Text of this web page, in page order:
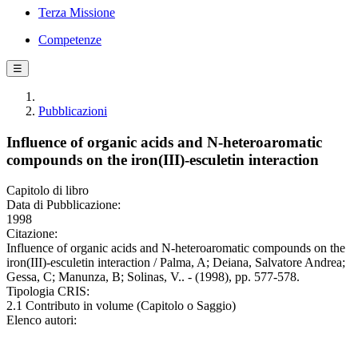
Terza Missione
Competenze
☰
Pubblicazioni
Influence of organic acids and N-heteroaromatic
compounds on the iron(III)-esculetin interaction
Capitolo di libro
Data di Pubblicazione:
1998
Citazione:
Influence of organic acids and N-heteroaromatic compounds on the
iron(III)-esculetin interaction / Palma, A; Deiana, Salvatore Andrea;
Gessa, C; Manunza, B; Solinas, V.. - (1998), pp. 577-578.
Tipologia CRIS:
2.1 Contributo in volume (Capitolo o Saggio)
Elenco autori: